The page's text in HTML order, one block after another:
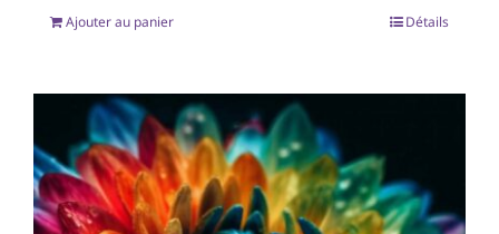
Ajouter au panier Détails